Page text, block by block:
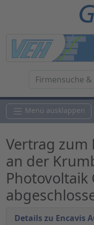
Menü ausklappen
Vertrag zum
an der
Photovoltaik
Details zu Encavis